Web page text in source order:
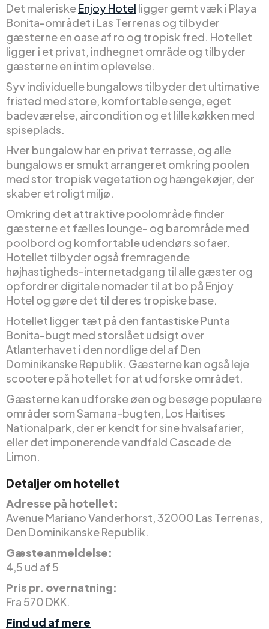
Det maleriskeEnjoy Hotel ligger gemt væk i Playa
Bonita-området i Las Terrenas og tilbyder
gæsterne en oase af ro og tropisk fred. Hotellet
ligger i et privat, indhegnet område og tilbyder
gæsterne en intim oplevelse.
Syv individuelle bungalows tilbyder det ultimative
fristed med store, komfortable senge, eget
badeværelse, aircondition og et lille køkken med
spiseplads.
Hver bungalow har en privat terrasse, og alle
bungalows er smukt arrangeret omkring poolen
med stor tropisk vegetation og hængekøjer, der
skaber et roligt miljø.
Omkring det attraktive poolområde finder
gæsterne et fælles lounge- og barområde med
poolbord og komfortable udendørs sofaer.
Hotellet tilbyder også fremragende
højhastigheds-internetadgang til alle gæster og
opfordrer digitale nomader til at bo på Enjoy
Hotel og gøre det til deres tropiske base.
Hotellet ligger tæt på den fantastiske Punta
Bonita-bugt med storslået udsigt over
Atlanterhavet i den nordlige del af Den
Dominikanske Republik. Gæsterne kan også leje
scootere på hotellet for at udforske området.
Gæsterne kan udforske øen og besøge populære
områder som Samana-bugten, Los Haitises
Nationalpark, der er kendt for sine hvalsafarier,
eller det imponerende vandfald Cascade de
Limon.
Detaljer om hotellet
Adresse på hotellet:
Avenue Mariano Vanderhorst, 32000 Las Terrenas,
Den Dominikanske Republik.
Gæsteanmeldelse:
4,5 ud af 5
Pris pr. overnatning:
Fra 570 DKK.
Find ud af mere